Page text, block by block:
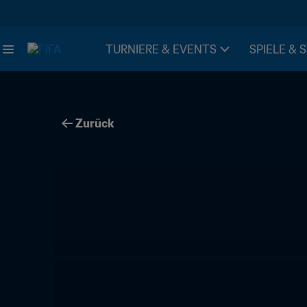
TURNIERE & EVENTS SPIELE &
Zurück